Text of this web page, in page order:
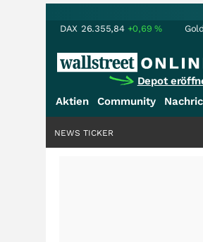
DAX 26.355,84 +0,69% Gold
Depot
Aktien Community
NEWS TICKER